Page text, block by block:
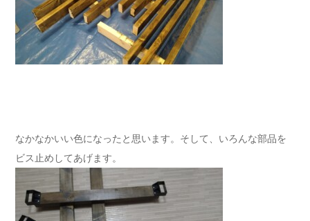
なかなかいい色になったと思います。そして、いろんな部品を
ビス止めしてあげます。